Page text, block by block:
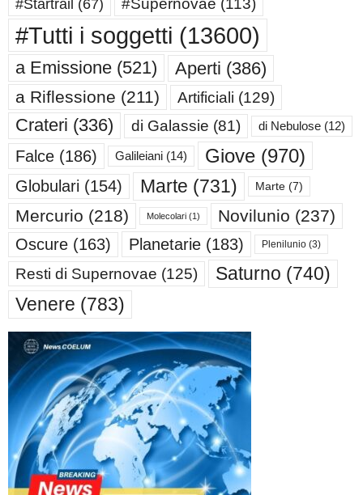
#Startrail (67) #Supernovae (113)
#Tutti i soggetti (13600)
a Emissione (521) Aperti (386)
a Riflessione (211) Artificiali (129)
Crateri (336) di Galassie (81) di Nebulose (12)
Falce (186) Galileiani (14) Giove (970)
Globulari (154) Marte (731) Marte (7)
Mercurio (218) Molecolari (1) Novilunio (237)
Oscure (163) Planetarie (183) Plenilunio (3)
Resti di Supernovae (125) Saturno (740)
Venere (783)